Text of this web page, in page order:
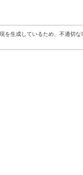
を生成しているため、不適切な